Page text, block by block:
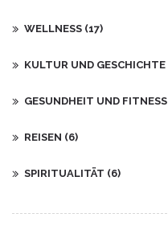
WELLNESS (17)
KULTUR UND GESCHICHTE
GESUNDHEIT UND FITNESS
REISEN (6)
SPIRITUALITÄT (6)